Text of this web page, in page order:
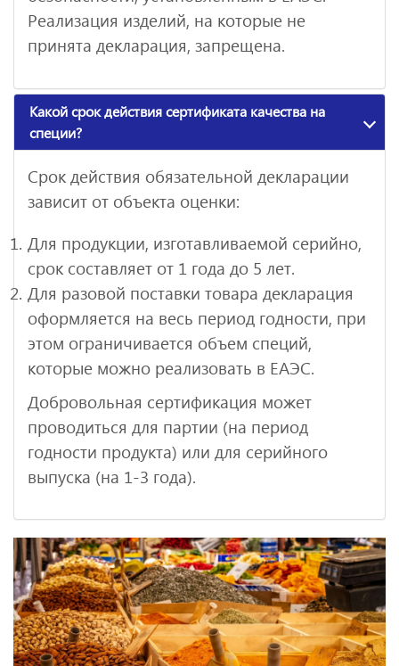
Реализация изделий, на которые не
принята декларация, запрещена.
Какой срок действия сертификата качества на
специи?
Срок действия обязательной декларации
зависит от объекта оценки:
Для продукции, изготавливаемой серийно,
срок составляет от 1 года до 5 лет.
Для разовой поставки товара декларация
оформляется на весь период годности, при
этом ограничивается объем специй,
которые можно реализовать в ЕАЭС.
Добровольная сертификация может
проводиться для партии (на период
годности продукта) или для серийного
выпуска (на 1-3 года).